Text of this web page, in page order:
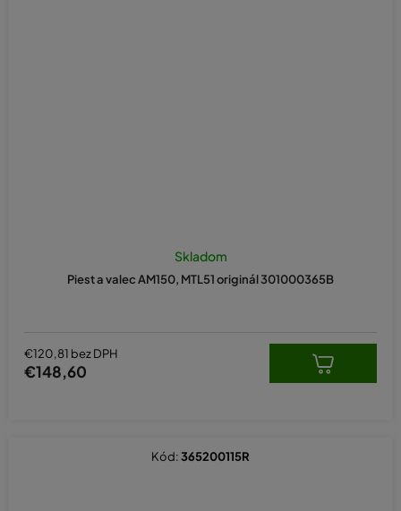
Piest a valec AM150, MTL51 originál 301000365B
Skladom
€120,81 bez DPH
€148,60
Kód:365200115R